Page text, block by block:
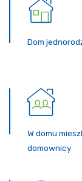
Dom
W domu
domownicy